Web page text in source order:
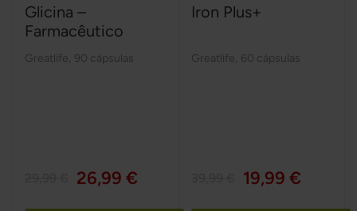
Glicina –
Farmacêutico
Greatlife 90 cápsulas
26,99 €
Iron Plus+
Greatlife 60 cápsulas
19,99 €